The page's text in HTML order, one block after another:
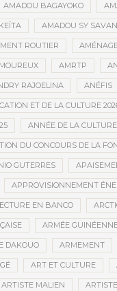
AMADOU BAGAYOKO
AMADOU SY
ROUTIER
AMRTP
RAJOELINA ANÉFIS
ET DE LA CULTURE
ANNÉE DE LA
DU CONCOURS DE LA
GUTERRES
APPROVISIONNEMENT
EN BANCO
ARMÉE
DAKOUO ARMEMENT
ART ET CULTURE
ARTISTE MALIEN